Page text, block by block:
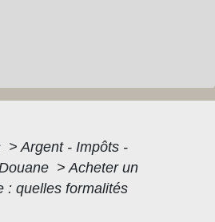
> Argent - Impôts -
> Acheter un
: quelles formalités